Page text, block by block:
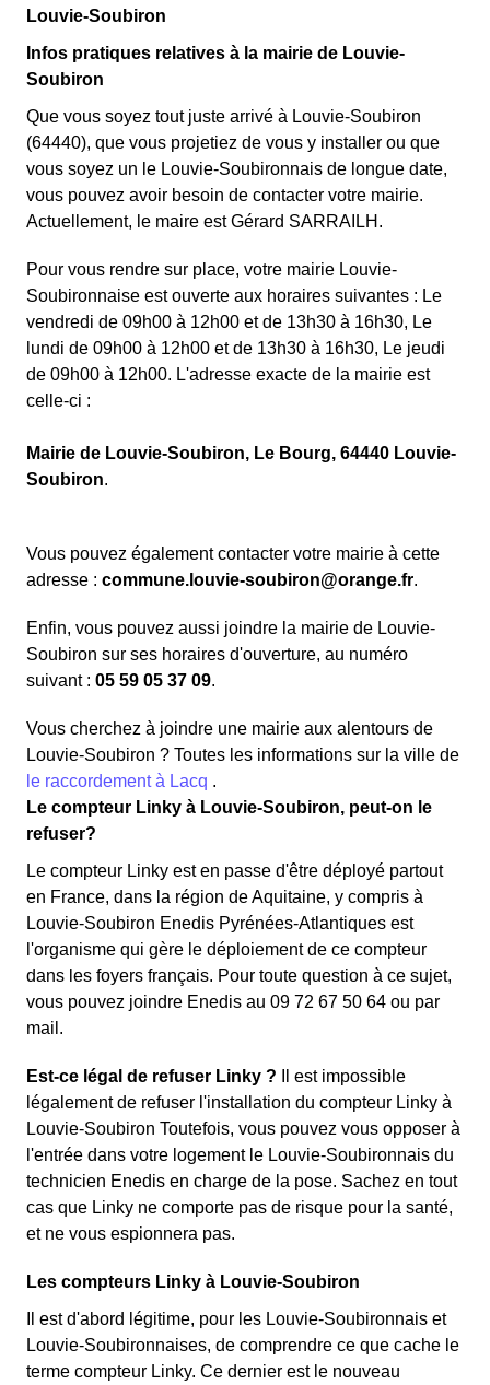
Louvie-Soubiron
Infos pratiques relatives à la mairie de Louvie-
Soubiron
Que vous soyez tout juste arrivé à Louvie-Soubiron
(64440), que vous projetiez de vous y installer ou que
vous soyez un le Louvie-Soubironnais de longue date,
vous pouvez avoir besoin de contacter votre mairie.
Actuellement, le maire est Gérard SARRAILH.
Pour vous rendre sur place, votre mairie Louvie-
Soubironnaise est ouverte aux horaires suivantes : Le
vendredi de 09h00 à 12h00 et de 13h30 à 16h30, Le
lundi de 09h00 à 12h00 et de 13h30 à 16h30, Le jeudi
de 09h00 à 12h00. L'adresse exacte de la mairie est
celle-ci :
Mairie de Louvie-Soubiron, Le Bourg, 64440 Louvie-
Soubiron.
Vous pouvez également contacter votre mairie à cette
adresse : commune.louvie-soubiron@orange.fr.
Enfin, vous pouvez aussi joindre la mairie de Louvie-
Soubiron sur ses horaires d'ouverture, au numéro
suivant : 05 59 05 37 09.
Vous cherchez à joindre une mairie aux alentours de
Louvie-Soubiron ? Toutes les informations sur la ville de
le raccordement à Lacq .
Le compteur Linky à Louvie-Soubiron, peut-on le
refuser?
Le compteur Linky est en passe d'être déployé partout
en France, dans la région de Aquitaine, y compris à
Louvie-Soubiron Enedis Pyrénées-Atlantiques est
l'organisme qui gère le déploiement de ce compteur
dans les foyers français. Pour toute question à ce sujet,
vous pouvez joindre Enedis au 09 72 67 50 64 ou par
mail.
Est-ce légal de refuser Linky ? Il est impossible
légalement de refuser l'installation du compteur Linky à
Louvie-Soubiron Toutefois, vous pouvez vous opposer à
l'entrée dans votre logement le Louvie-Soubironnais du
technicien Enedis en charge de la pose. Sachez en tout
cas que Linky ne comporte pas de risque pour la santé,
et ne vous espionnera pas.
Les compteurs Linky à Louvie-Soubiron
Il est d'abord légitime, pour les Louvie-Soubironnais et
Louvie-Soubironnaises, de comprendre ce que cache le
terme compteur Linky. Ce dernier est le nouveau